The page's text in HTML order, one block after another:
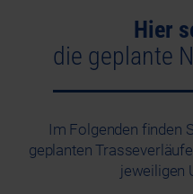
Hier
die geplante
Im Folgenden finden
geplanten
jeweiligen